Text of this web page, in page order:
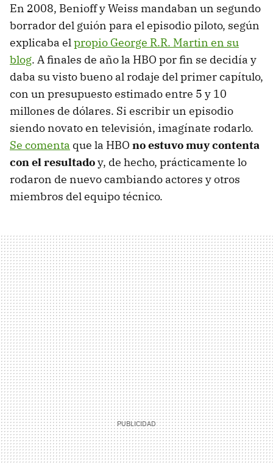
En 2008, Benioff y Weiss mandaban un segundo
borrador del guión para el episodio piloto, según
explicaba elpropio George R.R. Martin en su
blog. A finales de año la HBO por fin se decidía y
daba su visto bueno al rodaje del primer capítulo,
con un presupuesto estimado entre 5 y 10
millones de dólares. Si escribir un episodio
siendo novato en televisión, imagínate rodarlo.
Se comenta que la HBO no estuvo muy contenta
con el resultadoy, de hecho, prácticamente lo
rodaron de nuevo cambiando actores y otros
miembros del equipo técnico.